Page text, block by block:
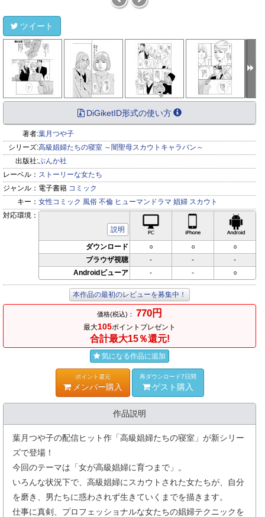
ツイート
DiGiketID形式の使い方
著者:葉月つや子
シリーズ:高級娼婦たちの寝室 ～闇聖母スカウトキャラバン～
出版社:ぶんか社
レーベル： ストーリーな女たち
ジャンル： 電子書籍 コミック
キー： 女性コミック 風俗 不倫 ヒューマンドラマ 娼婦 スカウト
対応環境：
説明
iPhone対応
ダウンロード ○ ○
○
ブラウザ視聴
- -
-
Androidビューア
- - ○
本作品の最初のレビューを募集中！
価格(税込)： 770円
最大105ポイントプレゼント
合計最大15％還元!
気になる作品に追加
ポイント還元
メンバー購入
再ダウンロード7日間
ゲスト購入
作品説明
葉月つや子の配信ヒット作「高級娼婦たちの寝室」が新シリー
ズで登場！
今回のテーマは「女が高級娼婦に育つまで」。
いろんな状況下で、高級娼婦にスカウトされた女たちが、自分
を磨き、男たちに惑わされず生きていくまでを描きます。
仕事に真剣、プロフェッショナルな女たちの娼婦テクニックを